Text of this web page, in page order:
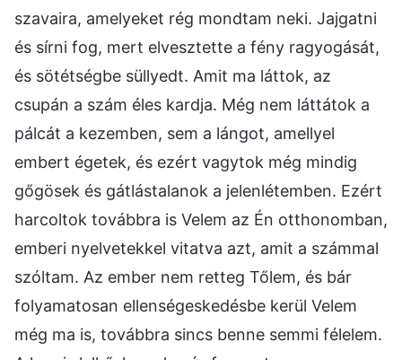
szavaira, amelyeket rég mondtam neki. Jajgatni
és sírni fog, mert elvesztette a fény ragyogását,
és sötétségbe süllyedt. Amit ma láttok, az
csupán a szám éles kardja. Még nem láttátok a
pálcát a kezemben, sem a lángot, amellyel
embert égetek, és ezért vagytok még mindig
gőgösek és gátlástalanok a jelenlétemben. Ezért
harcoltok továbbra is Velem az Én otthonomban,
emberi nyelvetekkel vitatva azt, amit a számmal
szóltam. Az ember nem retteg Tőlem, és bár
folyamatosan ellenségeskedésbe kerül Velem
még ma is, továbbra sincs benne semmi félelem.